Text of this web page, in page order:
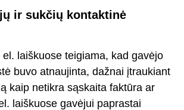
ir sukčių kontaktinė
laiškuose teigiama, kad gavėjo
buvo atnaujinta, dažnai įtraukiant
kaip netikra sąskaita faktūra ar
laiškuose gavėjui paprastai